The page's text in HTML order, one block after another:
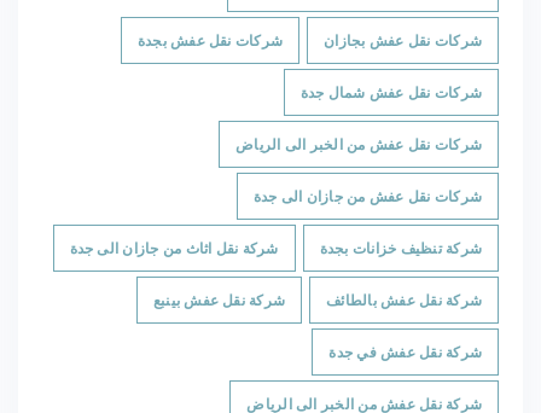
شركات نقل عفش بجازان شركات نقل عفش بجدة
شركات نقل عفش شمال جدة
شركات نقل عفش من الخبر الى الرياض
شركات نقل عفش من جازان الى جدة
شركة تنظيف خزانات بجدة شركة نقل اثاث من جازان الى جدة
شركة نقل عفش بالطائف شركة نقل عفش بينبع
شركة نقل عفش في جدة
شركة نقل عفش من الخبر الى الرياض